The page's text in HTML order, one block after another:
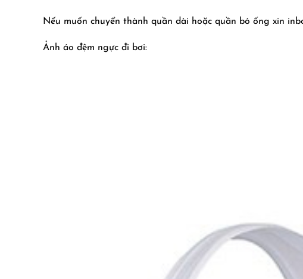
Nếu muốn chuyển thành quần dài hoặc quần bó ống xin
Ảnh áo đệm ngực đi bơi: